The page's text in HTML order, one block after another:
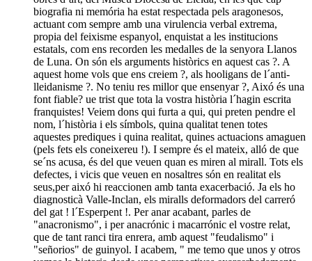
biografia ni memória ha estat respectada pels aragonesos,
actuant com sempre amb una virulencia verbal extrema,
propia del feixisme espanyol, enquistat a les institucions
estatals, com ens recorden les medalles de la senyora Llanos
de Luna. On són els arguments històrics en aquest cas ?. A
aquest home vols que ens creiem ?, als hooligans de l´anti-
lleidanisme ?. No teniu res millor que ensenyar ?, Aixó és una
font fiable? ue trist que tota la vostra història l´hagin escrita
franquistes! Veiem dons qui furta a qui, qui preten pendre el
nom, l´història i els símbols, quina qualitat tenen totes
aquestes prediques i quina realitat, quines actuacions amaguen
(pels fets els coneixereu !). I sempre és el mateix, alló de que
se´ns acusa, és del que veuen quan es miren al mirall. Tots els
defectes, i vicis que veuen en nosaltres són en realitat els
seus,per aixó hi reaccionen amb tanta exacerbació. Ja els ho
diagnosticà Valle-Inclan, els miralls deformadors del carreró
del gat ! l´Esperpent !. Per anar acabant, parles de
"anacronismo", i per anacrónic i macarrónic el vostre relat,
que de tant ranci tira enrera, amb aquest "feudalismo" i
"señorios" de guinyol. I acabem, " me temo que unos y otros